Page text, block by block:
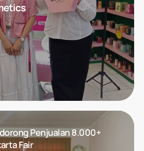
Penjualan 8.000+
Fair